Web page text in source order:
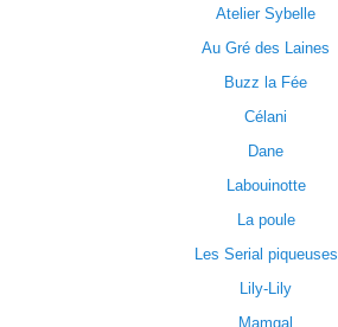
Atelier Sybelle
Au Gré des Laines
Buzz la Fée
Célani
Dane
Labouinotte
La poule
Les Serial piqueuses
Lily-Lily
Mamgal